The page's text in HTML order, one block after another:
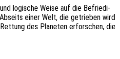
logi­sche Weise auf die Befrie­di­
einer Welt, die getrie­ben wird
des Plane­ten erfor­schen, die